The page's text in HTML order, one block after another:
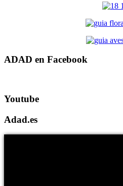
ADAD en Facebook
Youtube
Adad.es